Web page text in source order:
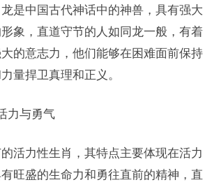
是中国古代神话中的神兽，具有强大
象，直道守节的人如同龙一般，有着
的意志力，他们能够在困难面前保持
量捍卫真理和正义。
力与勇气
活力性生肖，其特点主要体现在活力
旺盛的生命力和勇往直前的精神，直